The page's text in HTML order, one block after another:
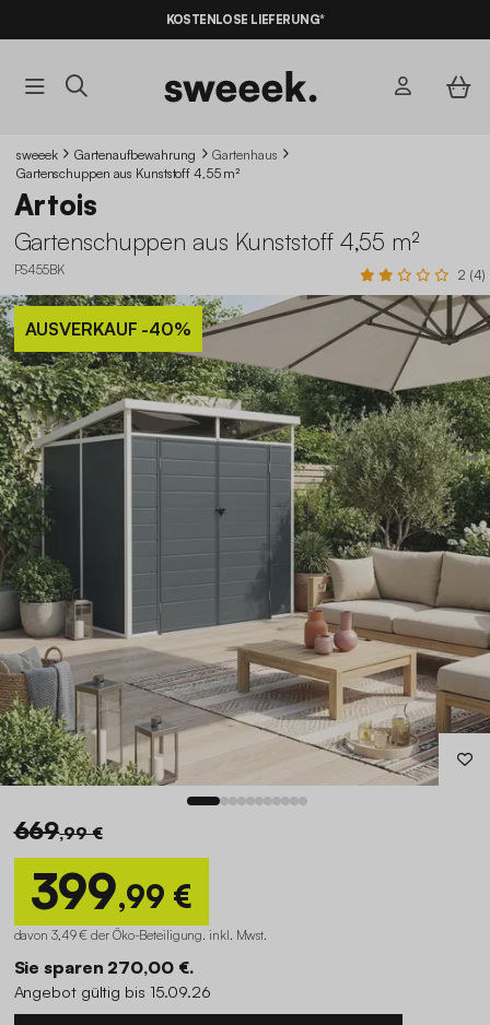
AUF DER SCHNÄPPCHEN* MIT DEM CODE
KOSTENLOSE LIEFERUNG*
sweeek Gartenaufbewahrung
Gartenhaus
Gartenschuppen aus Kunststoff 4,55 m²
Artois
Gartenschuppen aus Kunststoff 4,55 m²
PS455BK 2 (4)
AUSVERKAUF -40%
669,99 €
399,99 €
davon 3,49 € der Öko-Beteiligung. inkl. Mwst.
Sie sparen 270,00 €.
Angebot gültig bis 15.09.26